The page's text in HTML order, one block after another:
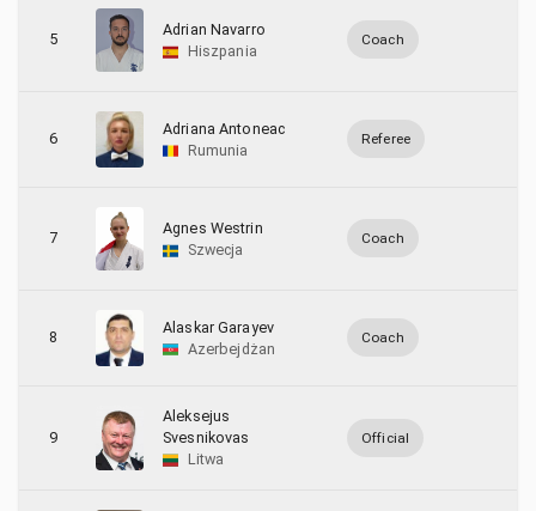
Szwajcaria
Turcja
Węgry
5
Adrian Navarro
Hiszpania
Coach
6
Adriana Antoneac
Rumunia
Referee
7
Agnes Westrin
Szwecja
Coach
8
Alaskar Garayev
Azerbejdżan
Coach
9
Aleksejus
Svesnikovas
Litwa
Official